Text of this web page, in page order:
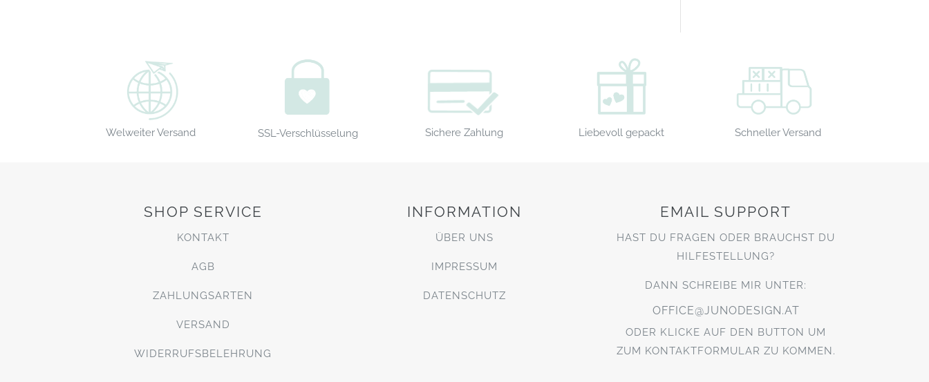
Welweiter Versand SSL-Verschlüsselung Sichere Zahlung Liebevoll gepackt Schneller Versand
SHOP SERVICE
KONTAKT
AGB
ZAHLUNGSARTEN
VERSAND
WIDERRUFSBELEHRUNG
INFORMATION
ÜBER UNS
IMPRESSUM
DATENSCHUTZ
EMAIL SUPPORT
HAST DU FRAGEN ODER BRAUCHST DU
HILFESTELLUNG?
DANN SCHREIBE MIR UNTER:
OFFICE@JUNODESIGN.AT
ODER KLICKE AUF DEN BUTTON UM
ZUM KONTAKTFORMULAR ZU KOMMEN.